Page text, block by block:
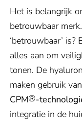
Het is belangrijk
betrouwbaar
‘betrouwbaar’
alles aan om
tonen. De
maken gebruik
CPM®-
integratie in de